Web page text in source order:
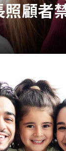
照顧者